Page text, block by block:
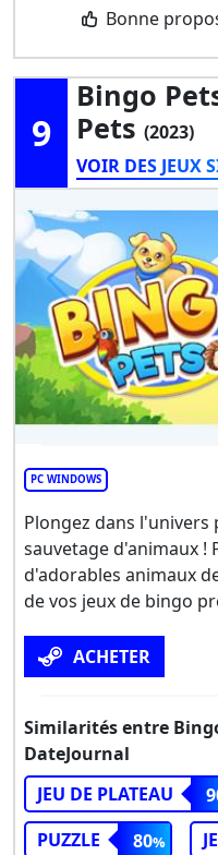
Bonne
9
Bingo
Pets (2023)
VOIR DES JEUX
PC WINDOWS
Plongez dans
sauvetage d'animaux !
d'adorables animaux
de vos jeux de bingo
ACHETER
Similarités entre
DateJournal
JEU DE PLATEAU
PUZZLE
80